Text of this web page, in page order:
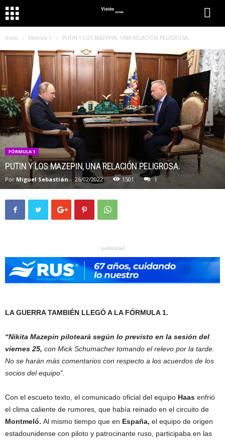
Inicio Fórmula 1 PUTIN Y LOS MAZEPIN, UNA RELACIÓN PELIGROSA.
FÓRMULA 1
PUTIN Y LOS MAZEPIN, UNA RELACIÓN PELIGROSA.
Por Miguel Sebastián- 26/02/2022 1501 1
publicidad
LA GUERRA TAMBIÉN LLEGÓ A LA FÓRMULA 1.
“Nikita Mazepin piloteará según lo previsto en la sesión del
viernes 25, con Mick Schumacher tomando el relevo por la tarde.
No se harán más comentarios con respecto a los acuerdos de los
socios del equipo”.
Con el escueto texto, el comunicado oficial del equipo Haas enfrió
el clima caliente de rumores, que había reinado en el circuito de
Montmeló. Al mismo tiempo que en España, el equipo de origen
estadounidense con piloto y patrocinante ruso, participaba en las